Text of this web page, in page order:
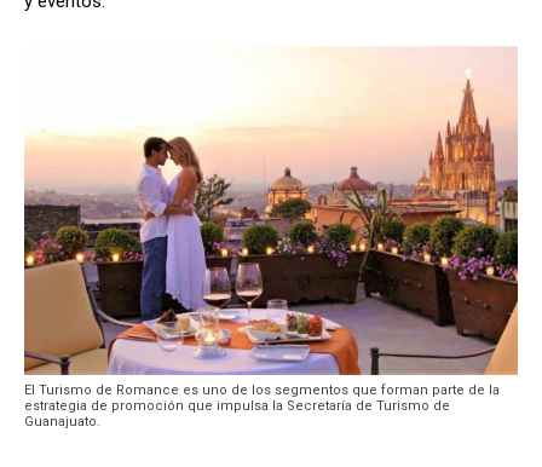
El Turismo de Romance es uno de los segmentos que forman parte de la
estrategia de promoción que impulsa la Secretaría de Turismo de
Guanajuato.